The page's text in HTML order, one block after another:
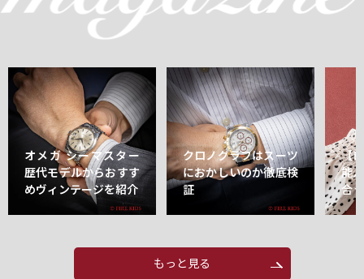
オメガ シーマスター
歴代モデルからおすす
めヴィンテージを紹介
クロノグラフはスーツ
におかしいのか徹底検
証
【
能
合
もっと見る